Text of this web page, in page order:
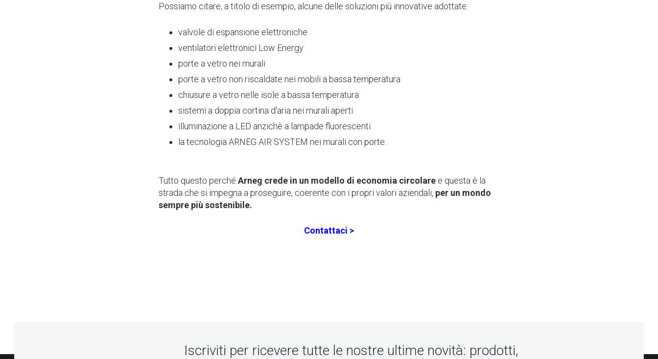
Possiamo citare, a titolo di esempio, alcune delle soluzioni più innovative adottate:
valvole di espansione elettroniche
ventilatori elettronici Low Energy
porte a vetro nei murali
porte a vetro non riscaldate nei mobili a bassa temperatura
chiusure a vetro nelle isole a bassa temperatura
sistemi a doppia cortina d'aria nei murali aperti
illuminazione a LED anzichè a lampade fluorescenti
la tecnologia ARNEG AIR SYSTEM nei murali con porte.
Tutto questo perché Arneg crede in un modello di economia circolare e questa è la
strada che si impegna a proseguire, coerente con i propri valori aziendali, per un mondo
sempre più sostenibile.
Contattaci >
Iscriviti per ricevere tutte le nostre ultime novità: prodotti,